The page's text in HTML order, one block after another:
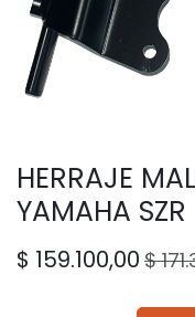
HERRAJE
YAMAHA SZR
$ 159.100,00 $